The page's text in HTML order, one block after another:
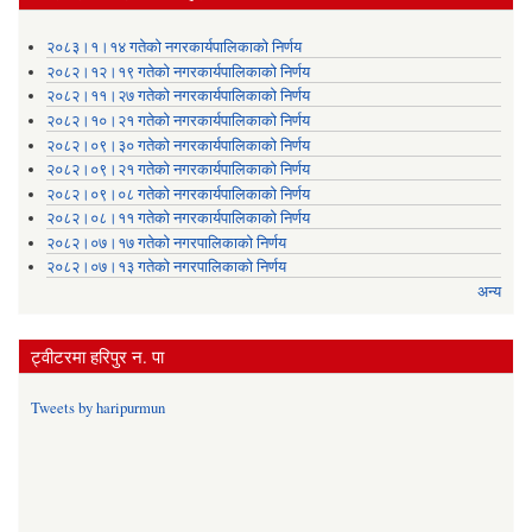
२०८३।१।१४ गतेको नगरकार्यपालिकाको निर्णय
२०८२।१२।१९ गतेको नगरकार्यपालिकाको निर्णय
२०८२।११।२७ गतेको नगरकार्यपालिकाको निर्णय
२०८२।१०।२१ गतेको नगरकार्यपालिकाको निर्णय
२०८२।०९।३० गतेको नगरकार्यपालिकाको निर्णय
२०८२।०९।२१ गतेको नगरकार्यपालिकाको निर्णय
२०८२।०९।०८ गतेको नगरकार्यपालिकाको निर्णय
२०८२।०८।११ गतेको नगरकार्यपालिकाको निर्णय
२०८२।०७।१७ गतेको नगरपालिकाको निर्णय
२०८२।०७।१३ गतेको नगरपालिकाको निर्णय
अन्य
ट्वीटरमा हरिपुर न. पा
Tweets by haripurmun